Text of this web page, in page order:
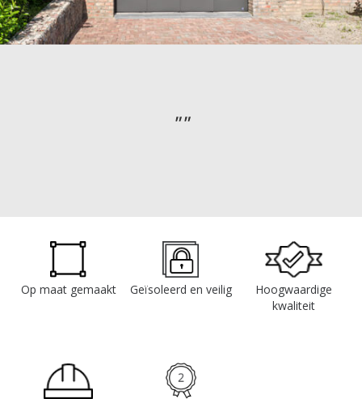
Op maat gemaakt Geïsoleerd en veilig
Hoogwaardige
kwaliteit